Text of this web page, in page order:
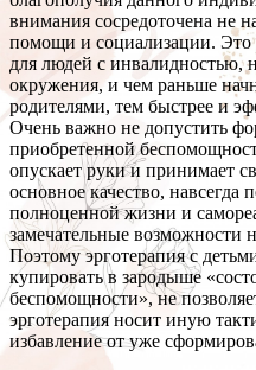
внимания сосредоточена не
помощи и социализации. Это
для людей с инвалидностью,
окружения, и чем раньше
родителями, тем быстрее и
Очень важно не допустить
приобретенной
опускает руки и принимает
основное качество, навсегда
полноценной жизни и
замечательные возможности
Поэтому эрготерапия с
купировать в зародыше
беспомощности», не
эрготерапия носит иную
избавление от уже